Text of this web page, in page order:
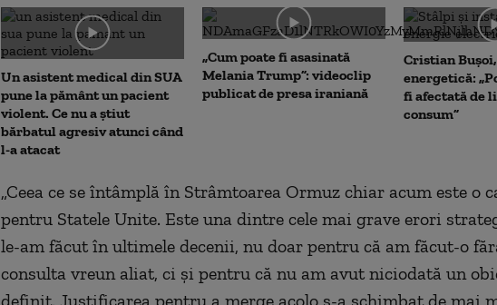
0
secondsVolume
90%
Un asistent medical din SUA
pune la pământ un pacient
violent. Ce nu a știut
bărbatul agresiv atunci când
l-a atacat
„Cum poate fi asasinată
Melania Trump”: videoclip
publicat de presa iraniană
Cristian
energetică:
fi afectată de
consum”
„Ceea ce se întâmplă în Strâmtoarea Ormuz chiar acum este o
pentru Statele Unite. Este una dintre cele mai grave erori
le-am făcut în ultimele decenii, nu doar pentru că am făcut-o
consulta vreun aliat, ci și pentru că nu am avut niciodată un
definit. Justificarea pentru a merge acolo s-a schimbat de mai